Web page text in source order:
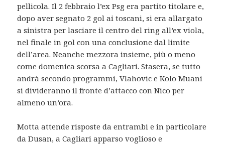
pellicola. Il 2 febbraio l’ex Psg era partito titolare e,
dopo aver segnato 2 gol ai toscani, si era allargato
a sinistra per lasciare il centro del ring all’ex viola,
nel finale in gol con una conclusione dal limite
dell’area. Neanche mezzora insieme, più o meno
come domenica scorsa a Cagliari. Stasera, se tutto
andrà secondo programmi, Vlahovic e Kolo Muani
si divideranno il fronte d’attacco con Nico per
almeno un’ora.
Motta attende risposte da entrambi e in particolare
da Dusan, a Cagliari apparso voglioso e